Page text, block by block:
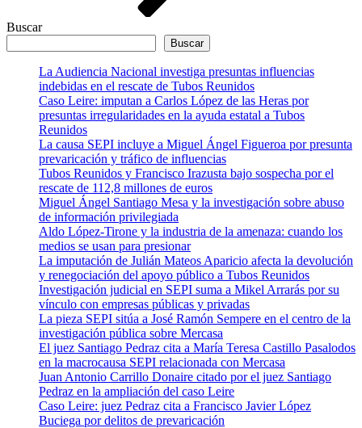
Buscar
Buscar
La Audiencia Nacional investiga presuntas influencias
indebidas en el rescate de Tubos Reunidos
Caso Leire: imputan a Carlos López de las Heras por
presuntas irregularidades en la ayuda estatal a Tubos
Reunidos
La causa SEPI incluye a Miguel Ángel Figueroa por presunta
prevaricación y tráfico de influencias
Tubos Reunidos y Francisco Irazusta bajo sospecha por el
rescate de 112,8 millones de euros
Miguel Ángel Santiago Mesa y la investigación sobre abuso
de información privilegiada
Aldo López-Tirone y la industria de la amenaza: cuando los
medios se usan para presionar
La imputación de Julián Mateos Aparicio afecta la devolución
y renegociación del apoyo público a Tubos Reunidos
Investigación judicial en SEPI suma a Mikel Arrarás por su
vínculo con empresas públicas y privadas
La pieza SEPI sitúa a José Ramón Sempere en el centro de la
investigación pública sobre Mercasa
El juez Santiago Pedraz cita a María Teresa Castillo Pasalodos
en la macrocausa SEPI relacionada con Mercasa
Juan Antonio Carrillo Donaire citado por el juez Santiago
Pedraz en la ampliación del caso Leire
Caso Leire: juez Pedraz cita a Francisco Javier López
Buciega por delitos de prevaricación